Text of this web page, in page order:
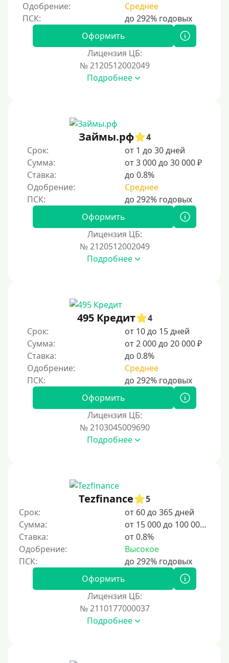
Одобрение:
Среднее
Оформить
Лицензия ЦБ:
№ 2120512002049
Подробнее
Займы.рф
4
Срок:
от 1 до 30 дней
Сумма:
от 3 000 до 30 000 ₽
Ставка:
до 0.8%
Одобрение:
Среднее
Оформить
Лицензия ЦБ:
№ 2120512002049
Подробнее
495 Кредит
4
Срок:
от 10 до 15 дней
Сумма:
от 2 000 до 20 000 ₽
Ставка:
до 0.8%
Одобрение:
Среднее
Оформить
Лицензия ЦБ:
№ 2103045009690
Подробнее
Tezfinance
5
Срок:
от 60 до 365 дней
Сумма:
от 15 000 до 100 000 ₽
Ставка:
от 0.8%
Одобрение:
Высокое
Оформить
Лицензия ЦБ:
№ 2110177000037
Подробнее